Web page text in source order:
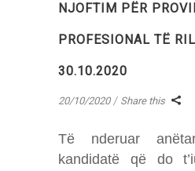
NJOFTIM PËR
PROFESIONAL TË
30.10.2020
20/10/2020 Share this
Të nderuar
kandidatë që do